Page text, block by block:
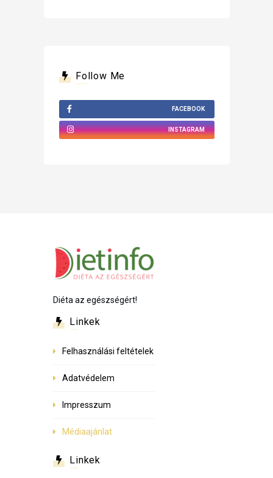
Follow Me
FACEBOOK
INSTAGRAM
Diéta az egészségért!
Linkek
Felhasználási feltételek
Adatvédelem
Impresszum
Médiaajánlat
Linkek